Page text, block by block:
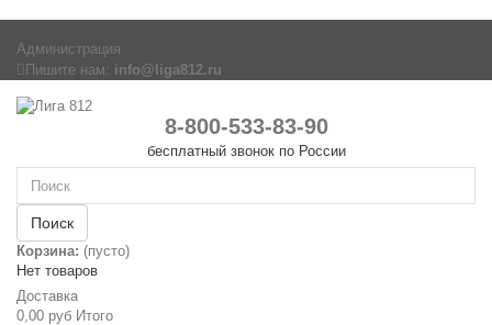
Администрация
Пишите нам: info@liga812.ru
8-800-533-83-90
бесплатный звонок по России
Поиск
Корзина: (пусто)
Нет товаров
Доставка
0,00 руб Итого